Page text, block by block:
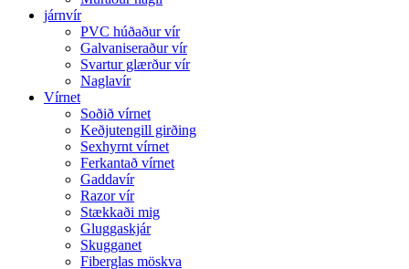
járnvír
PVC húðaður vír
Galvaniseraður vír
Svartur glærður vír
Naglavír
Vírnet
Soðið vírnet
Keðjutengill girðing
Sexhyrnt vírnet
Ferkantað vírnet
Gaddavír
Razor vír
Stækkaði mig
Gluggaskjár
Skugganet
Fiberglas möskva